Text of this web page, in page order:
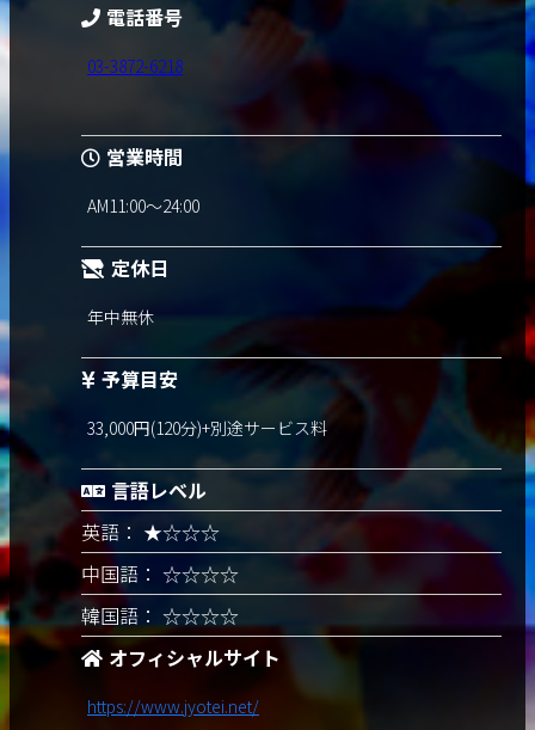
電話番号
03-3872-6218
営業時間
AM11:00～24:00
定休日
年中無休
予算目安
33,000円(120分)+別途サービス料
言語レベル
英語： ★☆☆☆
中国語： ☆☆☆☆
韓国語： ☆☆☆☆
オフィシャルサイト
https://www.jyotei.net/